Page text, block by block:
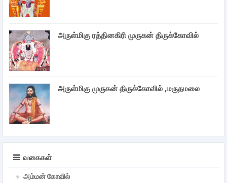
அருள்மிகு ரத்தினகிரி முருகன் திருக்கோவில்
அருள்மிகு முருகன் திருக்கோவில் ,மருதமலை
வகைகள்
அம்மன் கோவில்